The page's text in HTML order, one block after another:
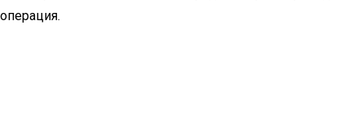
операция.